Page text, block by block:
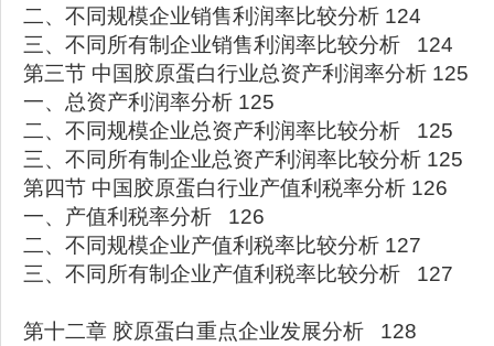
二、不同规模企业销售利润率比较分析 124
三、不同所有制企业销售利润率比较分析 124
第三节 中国胶原蛋白行业总资产利润率分析 125
一、总资产利润率分析 125
二、不同规模企业总资产利润率比较分析 125
三、不同所有制企业总资产利润率比较分析 125
第四节 中国胶原蛋白行业产值利税率分析 126
一、产值利税率分析 126
二、不同规模企业产值利税率比较分析 127
三、不同所有制企业产值利税率比较分析 127
第十二章 胶原蛋白重点企业发展分析 128